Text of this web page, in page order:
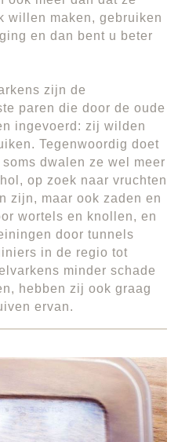
willen maken, gebruiken
en dan bent u beter
zijn de
paren die door de oude
ingevoerd: zij wilden
Tegenwoordig doet
dwalen ze wel meer
op zoek naar vruchten
zijn, maar ook zaden en
wortels en knollen, en
door tunnels
in de regio tot
minder schade
hebben zij ook graag
ervan.